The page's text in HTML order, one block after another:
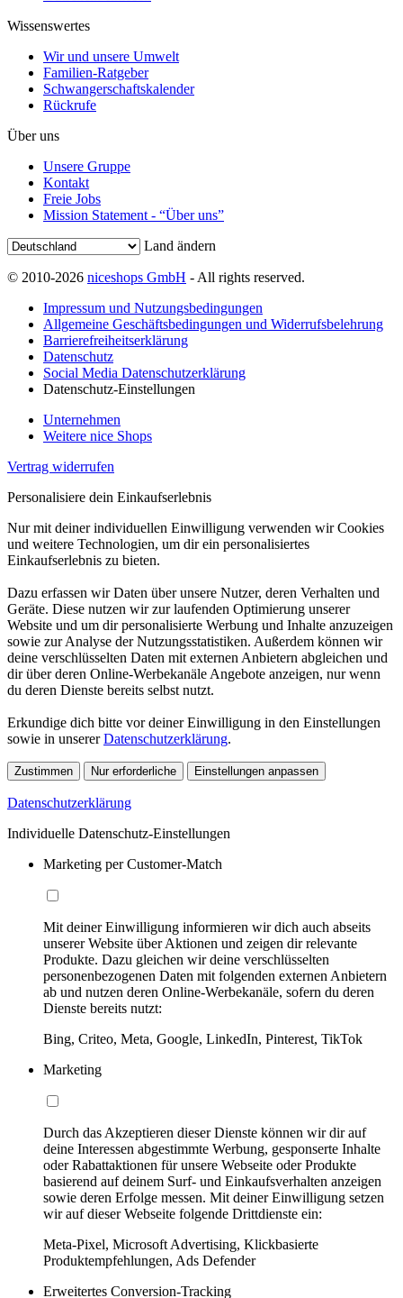
Wissenswertes
Wir und unsere Umwelt
Familien-Ratgeber
Schwangerschaftskalender
Rückrufe
Über uns
Unsere Gruppe
Kontakt
Freie Jobs
Mission Statement - “Über uns”
Land ändern
© 2010-2026 niceshops GmbH - All rights reserved.
Impressum und Nutzungsbedingungen
Allgemeine Geschäftsbedingungen und Widerrufsbelehrung
Barrierefreiheitserklärung
Datenschutz
Social Media Datenschutzerklärung
Datenschutz-Einstellungen
Unternehmen
Weitere nice Shops
Vertrag widerrufen
Personalisiere dein Einkaufserlebnis
Nur mit deiner individuellen Einwilligung verwenden wir Cookies
und weitere Technologien, um dir ein personalisiertes
Einkaufserlebnis zu bieten.
Dazu erfassen wir Daten über unsere Nutzer, deren Verhalten und
Geräte. Diese nutzen wir zur laufenden Optimierung unserer
Website und um dir personalisierte Werbung und Inhalte anzuzeigen
sowie zur Analyse der Nutzungsstatistiken. Außerdem können wir
deine verschlüsselten Daten mit externen Anbietern abgleichen und
dir über deren Online-Werbekanäle Angebote anzeigen, nur wenn
du deren Dienste bereits selbst nutzt.
Erkundige dich bitte vor deiner Einwilligung in den Einstellungen
sowie in unsererDatenschutzerklärung.
Zustimmen Nur erforderliche Einstellungen anpassen
Datenschutzerklärung
Individuelle Datenschutz-Einstellungen
Marketing per Customer-Match
Mit deiner Einwilligung informieren wir dich auch abseits
unserer Website über Aktionen und zeigen dir relevante
Produkte. Dazu gleichen wir deine verschlüsselten
personenbezogenen Daten mit folgenden externen Anbietern
ab und nutzen deren Online-Werbekanäle, sofern du deren
Dienste bereits nutzt:
Bing, Criteo, Meta, Google, LinkedIn, Pinterest, TikTok
Marketing
Durch das Akzeptieren dieser Dienste können wir dir auf
deine Interessen abgestimmte Werbung, gesponserte Inhalte
oder Rabattaktionen für unsere Webseite oder Produkte
basierend auf deinem Surf- und Einkaufsverhalten anzeigen
sowie deren Erfolge messen. Mit deiner Einwilligung setzen
wir auf dieser Webseite folgende Drittdienste ein:
Meta-Pixel, Microsoft Advertising, Klickbasierte
Produktempfehlungen, Ads Defender
Erweitertes Conversion-Tracking